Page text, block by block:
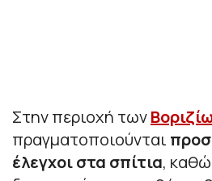
Στην περιοχή των
πραγματοποιούνται
έλεγχοι στα σπίτια,